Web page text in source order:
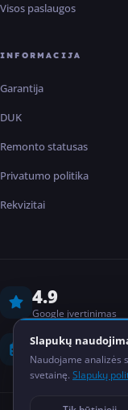
Visos paslaugos
INFORMACIJA
Garantija
DUK
Remonto statusas
Privatumo politika
Rekvizitai
4.9
Google įvertinimas
8 metai
Darbo patirtis
Slapukų
Naudojame analizės
svetainę. Slapukų